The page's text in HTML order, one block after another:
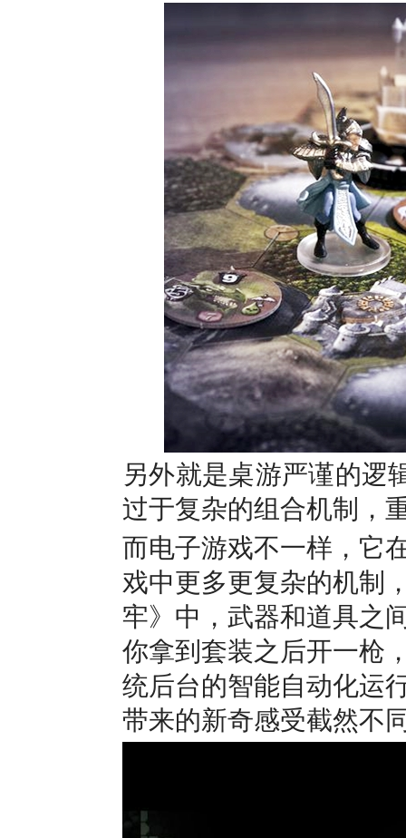
另外就是桌游严谨的逻
过于复杂的组合机制，
而电子游戏不一样，它
戏中更多更复杂的机制
牢》中，武器和道具之
你拿到套装之后开一枪
统后台的智能自动化运
带来的新奇感受截然不